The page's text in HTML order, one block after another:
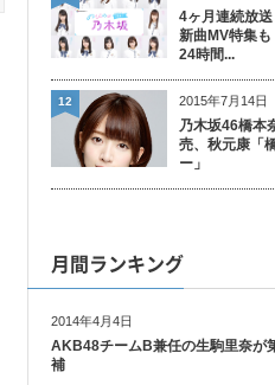
4ヶ月連続放
新曲MV特集
24時間...
2015年7月14日
乃木坂46橋本
売、秋元康「
ー」
12
月間ランキング
2014年4月4日
AKB48チームB兼任の生駒里奈が
補